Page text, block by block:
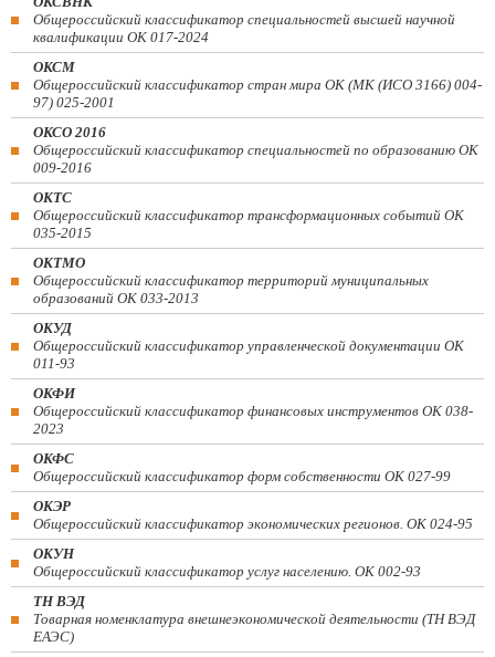
Общероссийский классификатор специальностей высшей научной
квалификации ОК 017-2024
ОКСМ
Общероссийский классификатор стран мира ОК (МК (ИСО 3166) 004-
97) 025-2001
ОКСО 2016
Общероссийский классификатор специальностей по образованию ОК
009-2016
ОКТС
Общероссийский классификатор трансформационных событий ОК
035-2015
ОКТМО
Общероссийский классификатор территорий муниципальных
образований ОК 033-2013
ОКУД
Общероссийский классификатор управленческой документации ОК
011-93
ОКФИ
Общероссийский классификатор финансовых инструментов OK 038-
2023
ОКФС
Общероссийский классификатор форм собственности ОК 027-99
ОКЭР
Общероссийский классификатор экономических регионов. ОК 024-95
ОКУН
Общероссийский классификатор услуг населению. ОК 002-93
ТН ВЭД
Товарная номенклатура внешнеэкономической деятельности (ТН ВЭД
ЕАЭС)